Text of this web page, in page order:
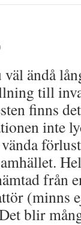
ändå
till
finns
inte
från
(minns
blir